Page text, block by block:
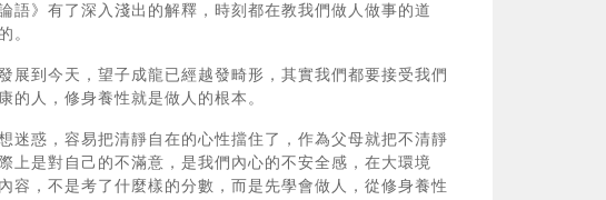
語》有了深入淺出的解釋，時刻都在教我們做人做事的道
。
展到今天，望子成龍已經越發畸形，其實我們都要接受我們
的人，修身養性就是做人的根本。
迷惑，容易把清靜自在的心性擋住了，作為父母就把不清靜
上是對自己的不滿意，是我們內心的不安全感，在大環境
容，不是考了什麼樣的分數，而是先學會做人，從修身養性